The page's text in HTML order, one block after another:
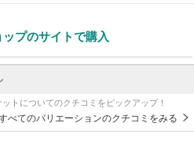
プのサイトで購入
トについてのクチコミをピックアップ！
べてのバリエーションのクチコミをみる